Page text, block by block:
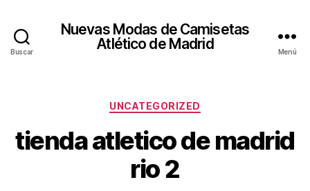
Buscar
Nuevas Modas de Camisetas
Atlético de Madrid
Menú
Categorías
UNCATEGORIZED
tienda atletico de madrid
rio 2